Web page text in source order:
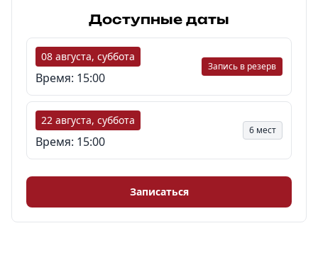
Доступные даты
08 августа, суббота
Время: 15:00
Запись в резерв
22 августа, суббота
Время: 15:00
6 мест
Записаться